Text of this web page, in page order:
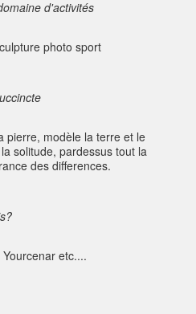
d'activités
photo sport
pierre, modèle la terre et le
solitude, pardessus tout la
des differences.
etc....